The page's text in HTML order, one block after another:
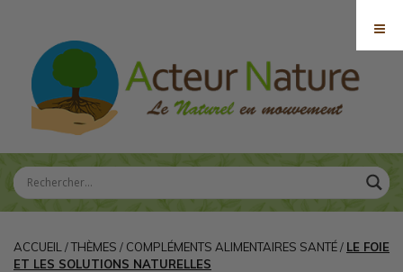
ACCUEIL /THÈMES / COMPLÉMENTS ALIMENTAIRES SANTÉ/ LE FOIE
ET LES SOLUTIONS NATURELLES